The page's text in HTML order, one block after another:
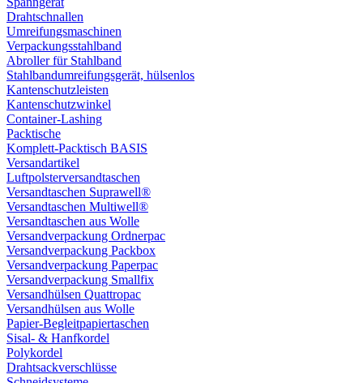
Drahtschnallen
Umreifungsmaschinen
Verpackungsstahlband
Abroller für Stahlband
Stahlbandumreifungsgerät, hülsenlos
Kantenschutzleisten
Kantenschutzwinkel
Container-Lashing
Packtische
Komplett-Packtisch BASIS
Versandartikel
Luftpolsterversandtaschen
Versandtaschen Suprawell®
Versandtaschen Multiwell®
Versandtaschen aus Wolle
Versandverpackung Ordnerpac
Versandverpackung Packbox
Versandverpackung Paperpac
Versandverpackung Smallfix
Versandhülsen Quattropac
Versandhülsen aus Wolle
Papier-Begleitpapiertaschen
Sisal- & Hanfkordel
Polykordel
Drahtsackverschlüsse